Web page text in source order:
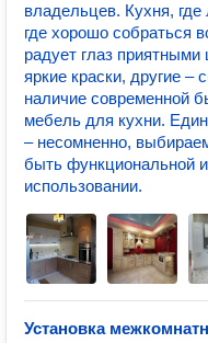
владельцев. Кухня,
где хорошо собраться
радует глаз
яркие краски, другие –
наличие современной
мебель для кухни.
– несомненно,
быть функциональной
использовании.
Установка